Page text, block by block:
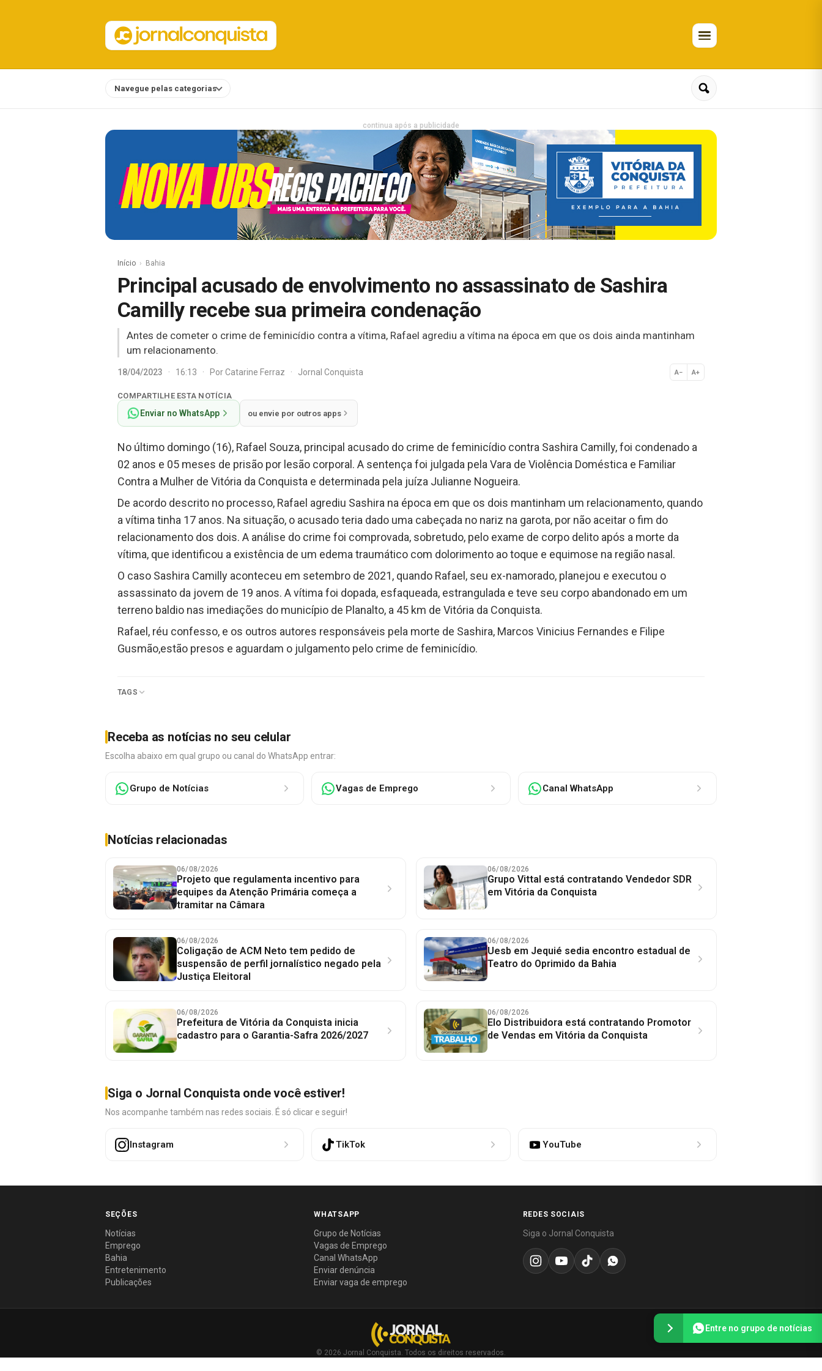
Navegue pelas categorias
continua após a publicidade
Início Bahia
Principal acusado de envolvimento no assassinato de Sashira
Camilly recebe sua primeira condenação
Antes de cometer o crime de feminicídio contra a vítima, Rafael agrediu a vítima na época em que os dois ainda mantinham
um relacionamento.
18/04/2023 · 16:13 · PorCatarine Ferraz · Jornal Conquista A− A+
Normal
COMPARTILHE ESTA NOTÍCIA
Enviar no WhatsApp ou envie por outros apps
No último domingo (16), Rafael Souza, principal acusado do crime de feminicídio contra Sashira Camilly, foi condenado a
02 anos e 05 meses de prisão por lesão corporal. A sentença foi julgada pela Vara de Violência Doméstica e Familiar
Contra a Mulher de Vitória da Conquista e determinada pela juíza Julianne Nogueira.
De acordo descrito no processo, Rafael agrediu Sashira na época em que os dois mantinham um relacionamento, quando
a vítima tinha 17 anos. Na situação, o acusado teria dado uma cabeçada no nariz na garota, por não aceitar o fim do
relacionamento dos dois. A análise do crime foi comprovada, sobretudo, pelo exame de corpo delito após a morte da
vítima, que identificou a existência de um edema traumático com dolorimento ao toque e equimose na região nasal.
O caso Sashira Camilly aconteceu em setembro de 2021, quando Rafael, seu ex-namorado, planejou e executou o
assassinato da jovem de 19 anos. A vítima foi dopada, esfaqueada, estrangulada e teve seu corpo abandonado em um
terreno baldio nas imediações do município de Planalto, a 45 km de Vitória da Conquista.
Rafael, réu confesso, e os outros autores responsáveis pela morte de Sashira, Marcos Vinicius Fernandes e Filipe
Gusmão,estão presos e aguardam o julgamento pelo crime de feminicídio.
TAGS
Receba as notícias no seu celular
Escolha abaixo em qual grupo ou canal do WhatsApp entrar:
Grupo de Notícias Vagas de Emprego Canal WhatsApp
Notícias relacionadas
06/08/2026
Projeto que regulamenta incentivo para
equipes da Atenção Primária começa a
tramitar na Câmara
06/08/2026
Grupo Vittal está contratando Vendedor SDR
em Vitória da Conquista
06/08/2026
Coligação de ACM Neto tem pedido de
suspensão de perfil jornalístico negado pela
Justiça Eleitoral
06/08/2026
Uesb em Jequié sedia encontro estadual de
Teatro do Oprimido da Bahia
06/08/2026
Prefeitura de Vitória da Conquista inicia
cadastro para o Garantia-Safra 2026/2027
06/08/2026
Elo Distribuidora está contratando Promotor
de Vendas em Vitória da Conquista
Siga o Jornal Conquista onde você estiver!
Nos acompanhe também nas redes sociais. É só clicar e seguir!
Instagram TikTok YouTube
SEÇÕES
Notícias
Emprego
Bahia
Entretenimento
Publicações
WHATSAPP
Grupo de Notícias
Vagas de Emprego
Canal WhatsApp
Enviar denúncia
Enviar vaga de emprego
REDES SOCIAIS
Siga o Jornal Conquista
© 2026 Jornal Conquista. Todos os direitos reservados.
Entre no grupo de notícias